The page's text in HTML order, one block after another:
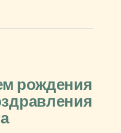
рождения